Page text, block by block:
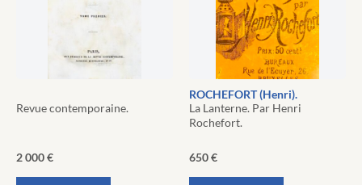
Revue contemporaine.
2 000€
ROCHEFORT (Henri).
La Lanterne. Par Henri
Rochefort.
650€